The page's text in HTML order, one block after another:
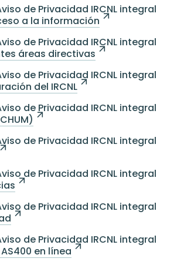
de Privacidad IRCNL integral
a la información
de Privacidad IRCNL integral
áreas directivas
de Privacidad IRCNL integral
del IRCNL
de Privacidad IRCNL integral
de Privacidad IRCNL integral
de Privacidad IRCNL integral
de Privacidad IRCNL integral
de Privacidad IRCNL integral
en línea